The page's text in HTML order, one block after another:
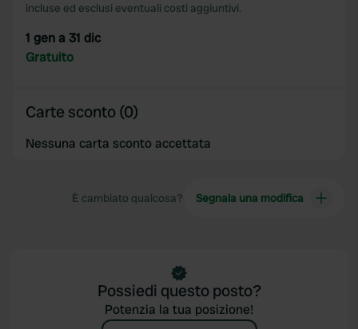
incluse ed esclusi eventuali costi aggiuntivi.
1 gen a 31 dic
Gratuito
Carte sconto (0)
Nessuna carta sconto accettata
È cambiato qualcosa? Segnala una modifica
Possiedi questo posto?
Potenzia la tua posizione!